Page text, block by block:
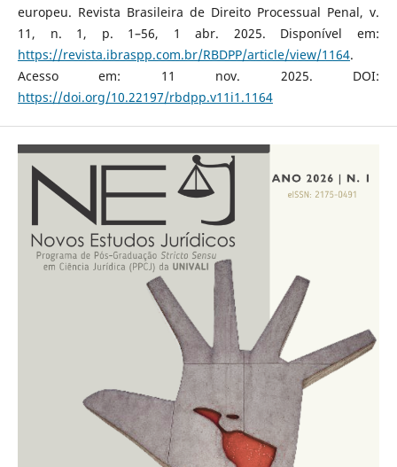
europeu. Revista Brasileira de Direito Processual Penal, v.
11, n. 1, p. 1–56, 1 abr. 2025. Disponível em:
https://revista.ibraspp.com.br/RBDPP/article/view/1164.
Acesso em: 11 nov. 2025. DOI:
https://doi.org/10.22197/rbdpp.v11i1.1164